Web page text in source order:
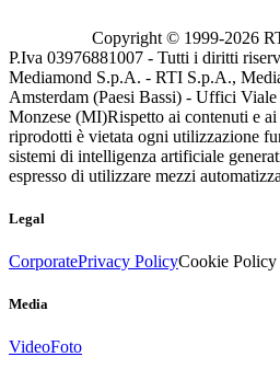
Copyright © 1999-2026
P.Iva 03976881007 - Tutti i diritti
Mediamond S.p.A. - RTI S.p.A.,
Amsterdam (Paesi Bassi) - Uffici
Monzese (MI)Rispetto ai contenuti e
riprodotti è vietata ogni utilizzazione
sistemi di intelligenza artificiale
espresso di utilizzare mezzi
Legal
CorporatePrivacy PolicyCookie Policy
Media
VideoFoto